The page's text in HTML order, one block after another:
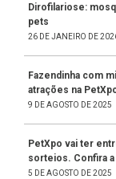
Dirofilariose:
pets
26 DE JANEIRO DE
Fazendinha com
atrações na
9 DE AGOSTO DE 2025
PetXpo vai ter
sorteios. Confira
5 DE AGOSTO DE 2025